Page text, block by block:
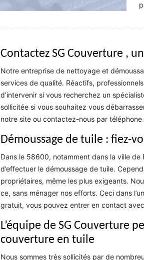
Contactez SG Couverture ,
Notre entreprise de nettoyage et
services de qualité. Réactifs,
d’intervenir si vous recherchez un
sollicitée si vous souhaitez vous
notre site ou contactez-nous par
Démoussage de tuile : fiez-
Dans le 58600, notamment dans la ville
d’effectuer le démoussage de tuile.
propriétaires, même les plus exigeants.
ce, sans ménager nos efforts. Ceci dans
gratuit, vous pouvez entrer en contact
L’équipe de SG Couverture
couverture en tuile
Nous sommes très sollicités par de